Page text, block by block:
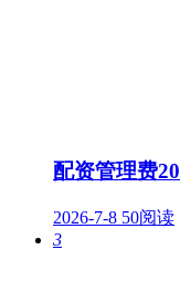
配资管理费
2026-7-8 50阅读
3